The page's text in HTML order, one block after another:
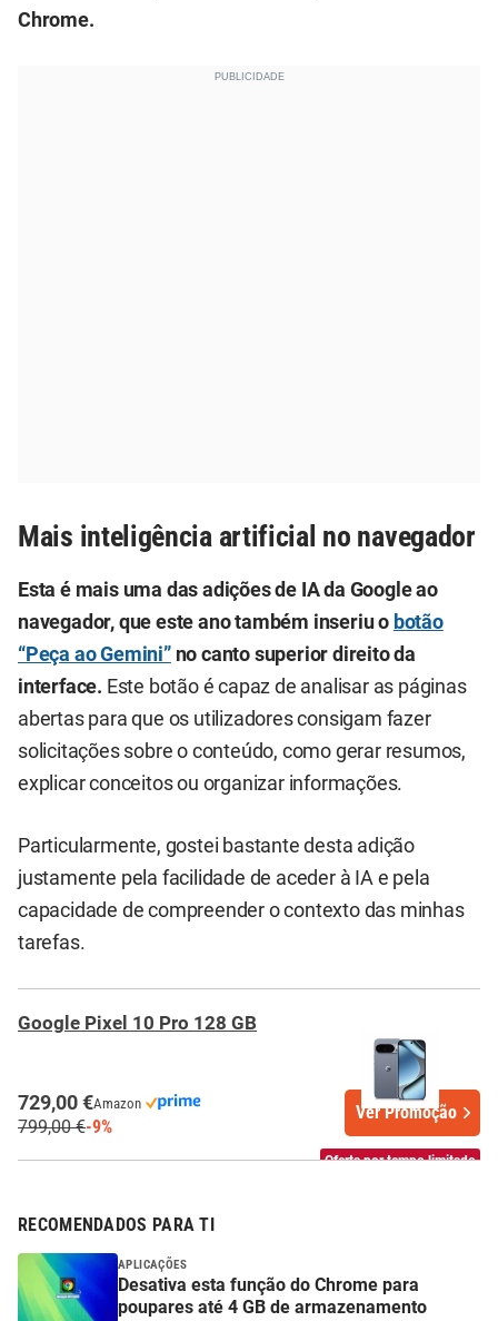
Chrome.
Mais inteligência artificial no navegador
Esta é mais uma das adições de IA da Google ao
navegador, que este ano também inseriu o botão
“Peça ao Gemini”no canto superior direito da
interface. Este botão é capaz de analisar as páginas
abertas para que os utilizadores consigam fazer
solicitações sobre o conteúdo, como gerar resumos,
explicar conceitos ou organizar informações.
Particularmente, gostei bastante desta adição
justamente pela facilidade de aceder à IA e pela
capacidade de compreender o contexto das minhas
tarefas.
Oferta por tempo limitado
Google Pixel 10 Pro 128 GB
729,00 €Amazon
799,00 €-9%
Ver Promoção
RECOMENDADOS PARA TI
APLICAÇÕES
Desativa esta função do Chrome para
poupares até 4 GB de armazenamento